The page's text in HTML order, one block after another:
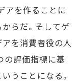
アを作ることに
らだ。そしてゲ
を消費者役の人
の評価指標に基
うことになる。